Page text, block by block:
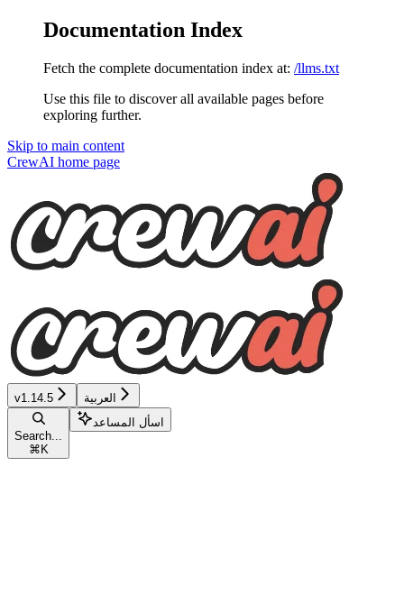
Documentation Index
Fetch the complete documentation index at: /llms.txt
Use this file to discover all available pages before
exploring further.
Skip to main content
CrewAI home page
v1.14.5 العربية
Search...
⌘ K
اسأل المساعد